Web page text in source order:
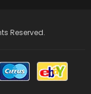
Reserved.